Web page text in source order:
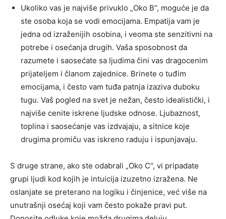
Ukoliko vas je najviše privuklo „Oko B“, moguće je da
ste osoba koja se vodi emocijama. Empatija vam je
jedna od izraženijih osobina, i veoma ste senzitivni na
potrebe i osećanja drugih. Vaša sposobnost da
razumete i saosećate sa ljudima čini vas dragocenim
prijateljem i članom zajednice. Brinete o tuđim
emocijama, i često vam tuđa patnja izaziva duboku
tugu. Vaš pogled na svet je nežan, često idealistički, i
najviše cenite iskrene ljudske odnose. Ljubaznost,
toplina i saosećanje vas izdvajaju, a sitnice koje
drugima promiču vas iskreno raduju i ispunjavaju.
S druge strane, ako ste odabrali „Oko C“, vi pripadate
grupi ljudi kod kojih je intuicija izuzetno izražena. Ne
oslanjate se preterano na logiku i činjenice, već više na
unutrašnji osećaj koji vam često pokaže pravi put.